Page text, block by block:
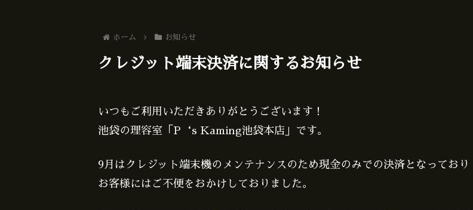
ホーム お知らせ
クレジット端末決済に関するお知らせ
いつもご利用いただきありがとうございます！
池袋の理容室「P‘s Kaming池袋本店」です。
9月はクレジット端末機のメンテナンスのため現金のみでの決済となっており
お客様にはご不便をおかけしておりました。